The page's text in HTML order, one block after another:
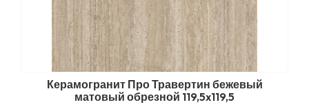
Керамогранит Про Травертин бежевый
матовый обрезной 119,5x119,5